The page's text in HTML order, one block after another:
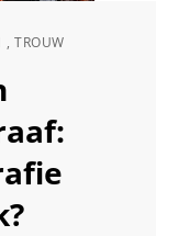
, TROUW